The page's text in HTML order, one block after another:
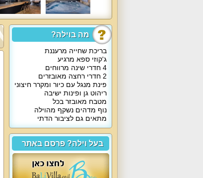
מה בוילה?
בריכת שחייה מרעננת
ג'קוזי ספא מרגיע
4 חדרי שינה מרווחים
2 חדרי רחצה מאובזרים
פינת מנגל עם כיור ומקרר חיצוני
ריהוט גן ופינות ישיבה
מטבח מאובזר בכל
נוף מדהים נשקף מהוילה
מתאים גם לציבור הדתי
בעל וילה? פרסם באתר